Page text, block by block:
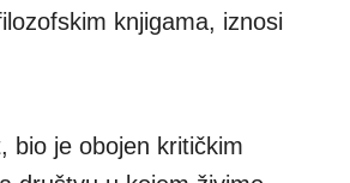
knjigama, iznosi
bio je obojen kritičkim